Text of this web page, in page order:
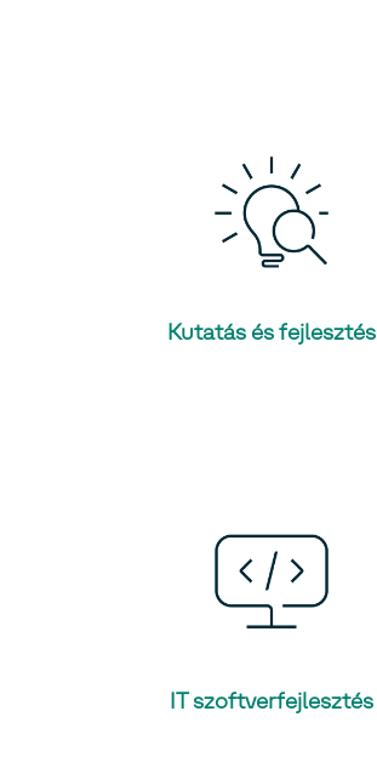
Kutatás és fejlesztés
IT szoftverfejlesztés